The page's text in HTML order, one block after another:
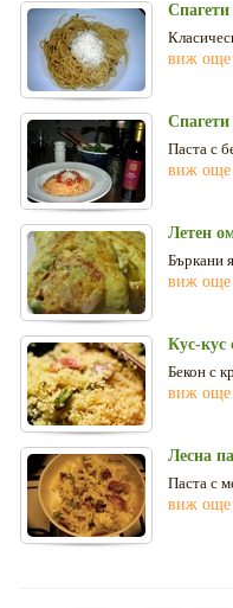
Спагети
виж още
Паста с
виж още
Летен
Бъркани
виж още
Кус-
Бекон с
виж още
Лесна
Паста с
виж още